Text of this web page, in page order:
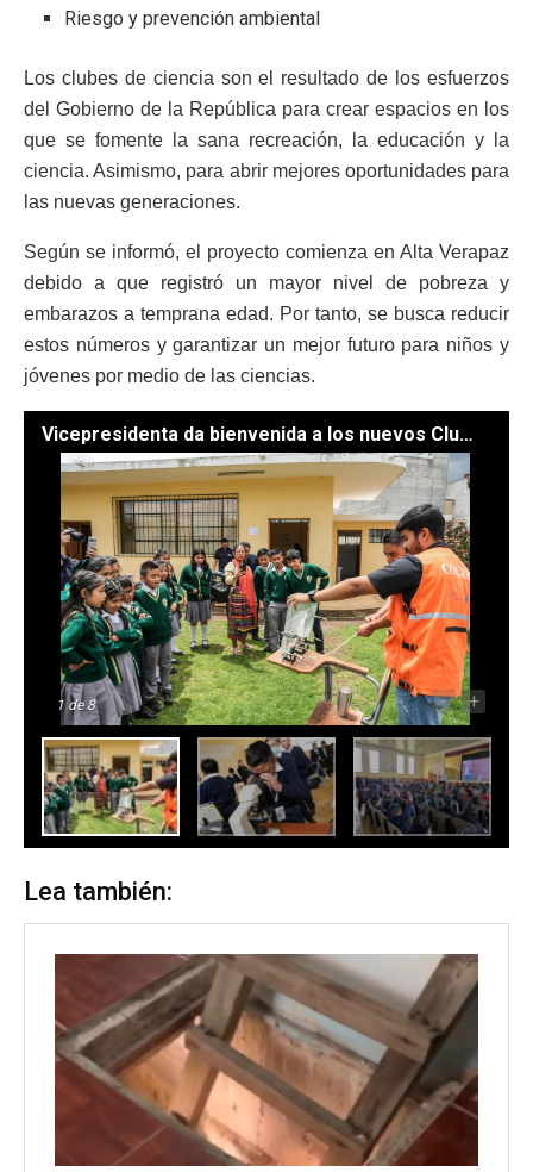
Riesgo y prevención ambiental
Los clubes de ciencia son el resultado de los esfuerzos
del Gobierno de la República para crear espacios en los
que se fomente la sana recreación, la educación y la
ciencia. Asimismo, para abrir mejores oportunidades para
las nuevas generaciones.
Según se informó, el proyecto comienza en Alta Verapaz
debido a que registró un mayor nivel de pobreza y
embarazos a temprana edad. Por tanto, se busca reducir
estos números y garantizar un mejor futuro para niños y
jóvenes por medio de las ciencias.
Vicepresidenta da bienvenida a los nuevos Clubes de Ciencia en Totonicapán. / Foto: Vicepresidencia de la República.
1de 8 - +
Lea también: